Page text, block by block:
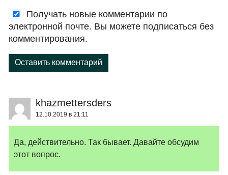
Получать новые комментарии по
электронной почте. Вы можете подписаться без
комментирования.
Оставить комментарий
khazmettersders
12.10.2019 в 21:11
Да, действительно. Так бывает. Давайте обсудим
этот вопрос.